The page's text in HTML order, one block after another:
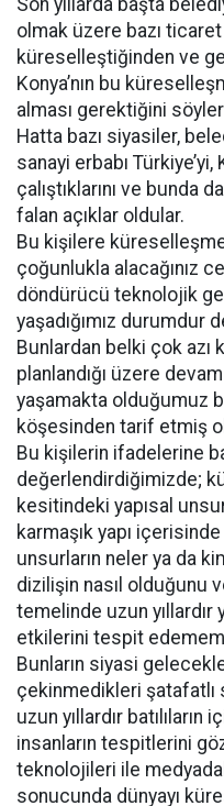
Son yıllarda başta
olmak üzere bazı ticaret
küreselleştiğinden ve
Konya’nın bu
alması gerektiğini
Hatta bazı siyasiler,
sanayi erbabı Türkiye’yi,
çalıştıklarını ve bunda
falan açıklar oldular.
Bu kişilere
çoğunlukla alacağınız
döndürücü teknolojik
yaşadığımız durumdur
Bunlardan belki çok
planlandığı üzere
yaşamakta olduğumuz
köşesinden tarif etmiş
Bu kişilerin ifadelerine
değerlendirdiğimizde;
kesitindeki yapısal
karmaşık yapı
unsurların neler ya da
dizilişin nasıl olduğunu
temelinde uzun
etkilerini tespit
Bunların siyasi
çekinmedikleri şatafatlı
uzun yıllardır batılıların
insanların tespitlerini
teknolojileri ile
sonucunda dünyayı